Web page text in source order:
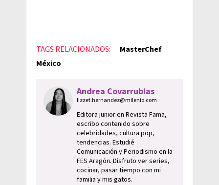
TAGS RELACIONADOS:
MasterChef
México
Andrea Covarrubias
lizzet.hernandez@milenio.com
Editora junior en Revista Fama,
escribo contenido sobre
celebridades, cultura pop,
tendencias. Estudié
Comunicación y Periodismo en la
FES Aragón. Disfruto ver series,
cocinar, pasar tiempo con mi
familia y mis gatos.